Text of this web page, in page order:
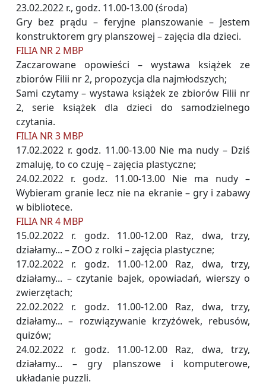
23.02.2022 r., godz. 11.00-13.00 (środa)
Gry bez prądu – feryjne planszowanie – Jestem
konstruktorem gry planszowej – zajęcia dla dzieci.
FILIA NR 2 MBP
Zaczarowane opowieści – wystawa książek ze
zbiorów Filii nr 2, propozycja dla najmłodszych;
Sami czytamy – wystawa książek ze zbiorów Filii nr
2, serie książek dla dzieci do samodzielnego
czytania.
FILIA NR 3 MBP
17.02.2022 r. godz. 11.00-13.00 Nie ma nudy – Dziś
zmaluję, to co czuję – zajęcia plastyczne;
24.02.2022 r. godz. 11.00-13.00 Nie ma nudy –
Wybieram granie lecz nie na ekranie – gry i zabawy
w bibliotece.
FILIA NR 4 MBP
15.02.2022 r. godz. 11.00-12.00 Raz, dwa, trzy,
działamy... – ZOO z rolki – zajęcia plastyczne;
17.02.2022 r. godz. 11.00-12.00 Raz, dwa, trzy,
działamy... – czytanie bajek, opowiadań, wierszy o
zwierzętach;
22.02.2022 r. godz. 11.00-12.00 Raz, dwa, trzy,
działamy... – rozwiązywanie krzyżówek, rebusów,
quizów;
24.02.2022 r. godz. 11.00-12.00 Raz, dwa, trzy,
działamy... – gry planszowe i komputerowe,
układanie puzzli.